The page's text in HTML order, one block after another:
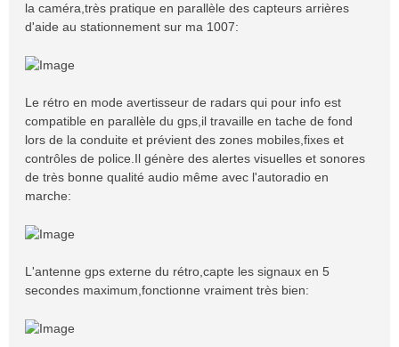
la caméra,très pratique en parallèle des capteurs arrières
d'aide au stationnement sur ma 1007:
Le rétro en mode avertisseur de radars qui pour info est
compatible en parallèle du gps,il travaille en tache de fond
lors de la conduite et prévient des zones mobiles,fixes et
contrôles de police.Il génère des alertes visuelles et sonores
de très bonne qualité audio même avec l'autoradio en
marche:
L'antenne gps externe du rétro,capte les signaux en 5
secondes maximum,fonctionne vraiment très bien: